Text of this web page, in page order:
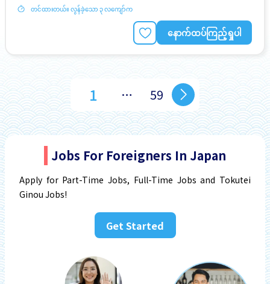
အလုပ္အေတြ႕အၾကံဳရွိရန္မလို
တင်ထားတယ်။ လွန်ခဲ့သော ၃ လကျော်က
နောက်ထပ်ကြည့်ရှုပါ
1 … 59
Jobs For Foreigners In Japan
Apply for Part-Time Jobs, Full-Time Jobs and Tokutei
Ginou Jobs!
Get Started